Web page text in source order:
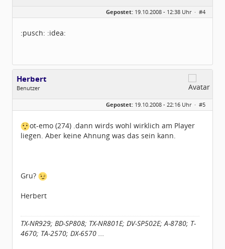
Dabei seit:
09 / 2008
Gepostet: 19.10.2008 - 12:38 Uhr · #4
:pusch: :idea:
Herbert
Benutzer
Geschlecht:
Beiträge:
887
Dabei seit:
Gepostet: 19.10.2008 - 22:16 Uhr · #5
ot-emo (274) .dann wirds wohl wirklich am Player
liegen. Aber keine Ahnung was das sein kann.
Gru?
Herbert
TX-NR929; BD-SP808; TX-NR801E; DV-SP502E; A-8780; T-
4670; TA-2570; DX-6570 ...